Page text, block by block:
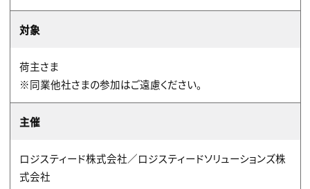
対象
荷主さま
※同業他社さまの参加はご遠慮ください。
主催
ロジスティード株式会社／ロジスティードソリューションズ株
式会社